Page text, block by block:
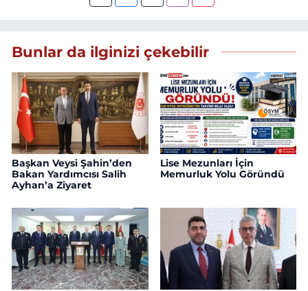
Bunlar da ilginizi çekebilir
Başkan Veysi Şahin’den
Bakan Yardımcısı Salih
Ayhan’a Ziyaret
Lise Mezunları İçin
Memurluk Yolu Göründü